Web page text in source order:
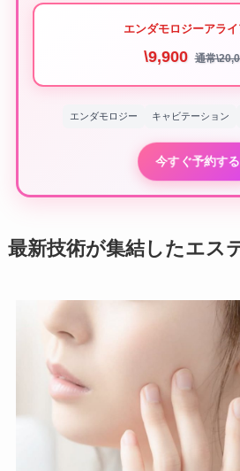
エンダモロジーアラ
\9,900 通常
エンダモロジー キャビテーション
今すぐ予約する
最新技術が集結したエス